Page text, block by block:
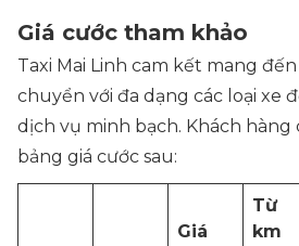
Giá cước tham khảo
Taxi Mai Linh cam kết mang
chuyển với đa dạng các loại xe
dịch vụ minh bạch. Khách
bảng giá cước sau:
Giá
Từ
km